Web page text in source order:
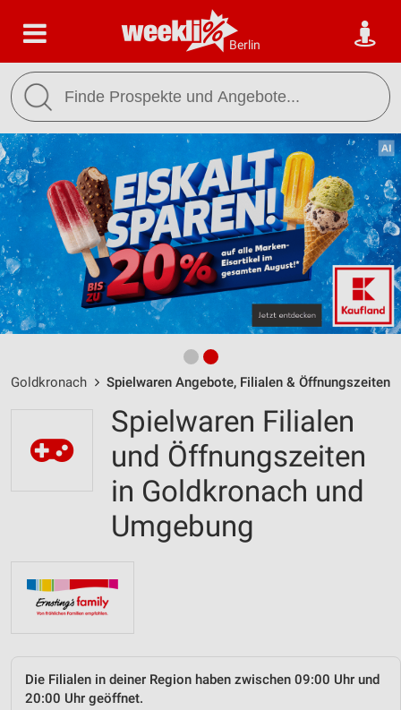
Berlin
Goldkronach Spielwaren Angebote, Filialen & Öffnungszeiten
Spielwaren Filialen
und Öffnungszeiten
in Goldkronach und
Umgebung
Die Filialen in deiner Region haben zwischen 09:00 Uhr und
20:00 Uhr geöffnet.